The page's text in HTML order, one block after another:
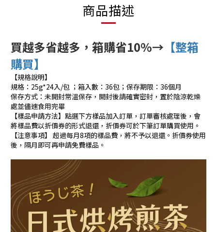
商品描述
買越多省越多，箱購省10%→ 【整箱
購買】
【規格說明】
規格：25g*24入/包 ；箱入數：36包；保存期限：36個月
保存方式：未開封常溫保存，開封後請確實密封，置於陰涼乾燥
處並儘速食用完畢
【樣品申請方法】點選下方樣品加入訂單，訂單審核處理後，會
將樣品費以折價券的形式退還，折價券可於下筆訂單購買使用。
【注意事項】 超過每月8項的樣品費，將不予以退還。折價券使用
後，隔月即可再申請免費樣品。